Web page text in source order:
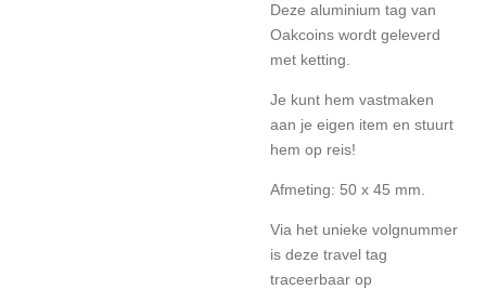
Deze aluminium tag van
Oakcoins wordt geleverd
met ketting.
Je kunt hem vastmaken
aan je eigen item en stuurt
hem op reis!
Afmeting: 50 x 45 mm.
Via het unieke volgnummer
is deze travel tag
traceerbaar op